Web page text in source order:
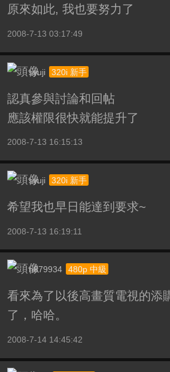
原來如此, 我也要努力了
2008-7-13 03:17:49
syuji 320i 新手
認真參與討論和回帖
應該權限很快就能提升了
2008-7-13 16:15:13
syuji 320i 新手
希望我也早日能達到要求~
2008-7-13 16:19:11
n879934 480p 中級
看來為了以後高畫質電視的添
了，哈哈。
2008-7-14 14:45:42